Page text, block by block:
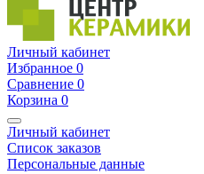
Личный кабинет
Избранное 0
Сравнение 0
Корзина 0
Личный кабинет
Список заказов
Персональные данные